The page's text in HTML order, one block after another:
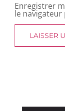
Enregistrer
le